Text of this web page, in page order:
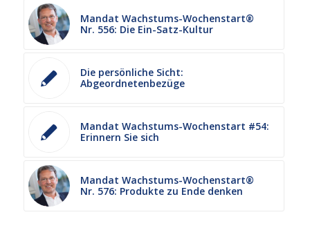
Mandat Wachstums-Wochenstart®
Nr. 556: Die Ein-Satz-Kultur
Die persönliche Sicht:
Abgeordnetenbezüge
Mandat Wachstums-Wochenstart #54:
Erinnern Sie sich
Mandat Wachstums-Wochenstart®
Nr. 576: Produkte zu Ende denken